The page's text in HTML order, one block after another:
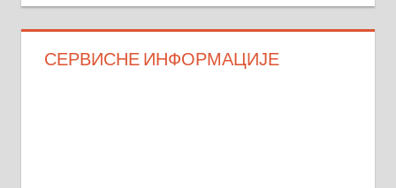
СЕРВИСНЕ ИНФОРМАЦИЈЕ